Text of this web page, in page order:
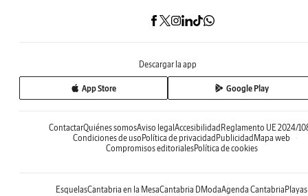
Descargar la app
App Store Google Play
ContactarQuiénes somosAviso legal Accesibilidad Reglamento UE 2024/
Condiciones de uso Política de privacidad Publicidad Mapa web
Compromisos editorialesPolítica de cookies
EsquelasCantabria en la MesaCantabria DModaAgenda Cantabria Playas